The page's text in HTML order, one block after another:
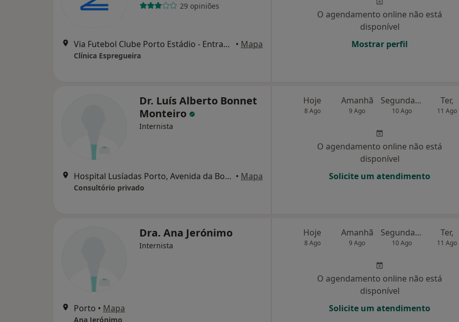
29 opiniões
Via Futebol Clube Porto Estádio - Entrada Nascente, piso -3, Porto • Mapa
Clínica Espregueira
O agendamento online não está
disponível
Mostrar perfil
Dr. Luís Alberto Bonnet
Monteiro
Internista
Hospital Lusíadas Porto, Avenida da Boavista 171 GPS: ​N 41.157413; W -8.625855​ , Porto • Mapa
Consultório privado
Hoje
8 Ago
Amanhã
9 Ago
Segunda-feira
10 Ago
Ter,
11 Ago
O agendamento online não está
disponível
Solicite um atendimento
Dra. Ana Jerónimo
Internista
Porto • Mapa
Ana Jerónimo
Hoje
8 Ago
Amanhã
9 Ago
Segunda-feira
10 Ago
Ter,
11 Ago
O agendamento online não está
disponível
Solicite um atendimento